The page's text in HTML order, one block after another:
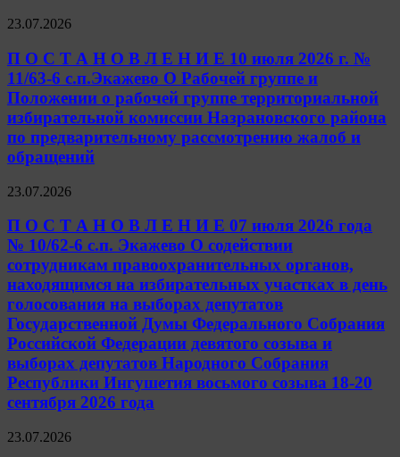
23.07.2026
П О С Т А Н О В Л Е Н И Е 10 июля 2026 г. №
11/63-6 с.п.Экажево О Рабочей группе и
Положении о рабочей группе территориальной
избирательной комиссии Назрановского района
по предварительному рассмотрению жалоб и
обращений
23.07.2026
П О С Т А Н О В Л Е Н И Е 07 июля 2026 года
№ 10/62-6 с.п. Экажево О содействии
сотрудникам правоохранительных органов,
находящимся на избирательных участках в день
голосования на выборах депутатов
Государственной Думы Федерального Собрания
Российской Федерации девятого созыва и
выборах депутатов Народного Собрания
Республики Ингушетия восьмого созыва 18-20
сентября 2026 года
23.07.2026